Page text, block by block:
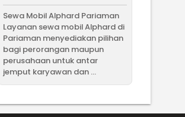
Sewa Mobil Alphard Pariaman
Layanan sewa mobil Alphard di
Pariaman menyediakan pilihan
bagi perorangan maupun
perusahaan untuk antar
jemput karyawan dan ...